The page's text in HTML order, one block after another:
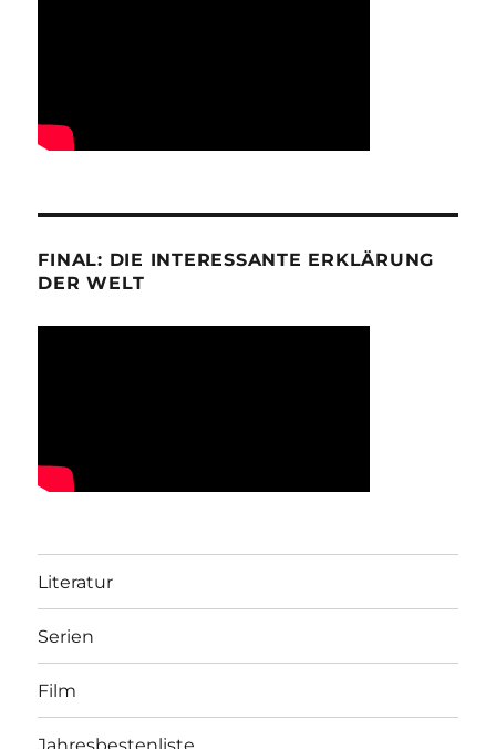
FINAL: DIE INTERESSANTE ERKLÄRUNG
DER WELT
Literatur
Serien
Film
Jahresbestenliste